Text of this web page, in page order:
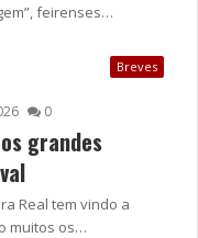
feirenses…
Breves
0
grandes
Real tem vindo a
muitos os…